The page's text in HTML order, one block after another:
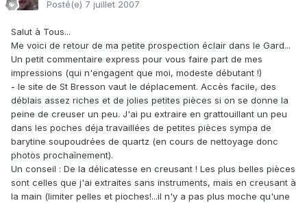
Posté(e) 7 juillet 2007
Salut à Tous...
Me voici de retour de ma petite prospection éclair dans le Gard...
Un petit commentaire express pour vous faire part de mes
impressions (qui n'engagent que moi, modeste débutant !)
- le site de St Bresson vaut le déplacement. Accès facile, des
déblais assez riches et de jolies petites pièces si on se donne la
peine de creuser un peu. J'ai pu extraire en grattouillant un peu
dans les poches déja travaillées de petites pièces sympa de
barytine soupoudrées de quartz (en cours de nettoyage donc
photos prochaînement).
Un conseil : De la délicatesse en creusant ! Les plus belles pièces
sont celles que j'ai extraites sans instruments, mais en creusant à
la main (limiter pelles et pioches!...il n'y a pas plus moche qu'une